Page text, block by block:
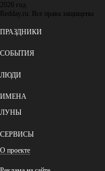
2026 год.
Redday.ru. Все права защищены
ПРАЗДНИКИ
СОБЫТИЯ
ЛЮДИ
ИМЕНА
ЛУНЫ
СЕРВИСЫ
О проекте